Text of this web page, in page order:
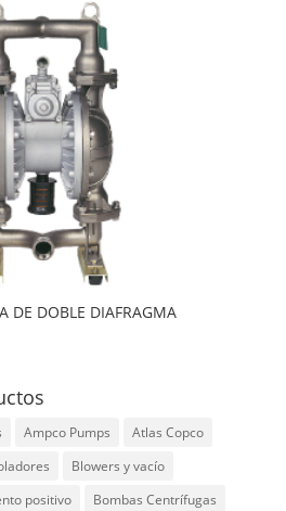
DE DOBLE DIAFRAGMA
Ampco Pumps
Atlas Copco
Blowers y vacío
positivo
Bombas Centrífugas